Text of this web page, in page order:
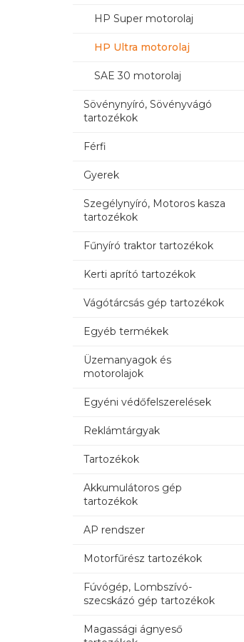
HP Super motorolaj
HP Ultra motorolaj
SAE 30 motorolaj
Sövénynyíró, Sövényvágó
tartozékok
Férfi
Gyerek
Szegélynyíró, Motoros kasza
tartozékok
Fűnyíró traktor tartozékok
Kerti aprító tartozékok
Vágótárcsás gép tartozékok
Egyéb termékek
Üzemanyagok és
motorolajok
Egyéni védőfelszerelések
Reklámtárgyak
Tartozékok
Akkumulátoros gép
tartozékok
AP rendszer
Motorfűrész tartozékok
Fúvógép, Lombszívó-
szecskázó gép tartozékok
Magassági ágnyeső